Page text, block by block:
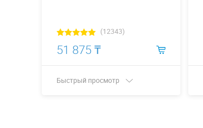
(12343)
51 875 ₸
Быстрый просмотр